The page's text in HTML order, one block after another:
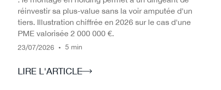
réinvestir sa plus-value sans la voir amputée d'un
tiers. Illustration chiffrée en 2026 sur le cas d'une
PME valorisée 2 000 000 €.
23/07/2026 • 5 min
LIRE L'ARTICLE